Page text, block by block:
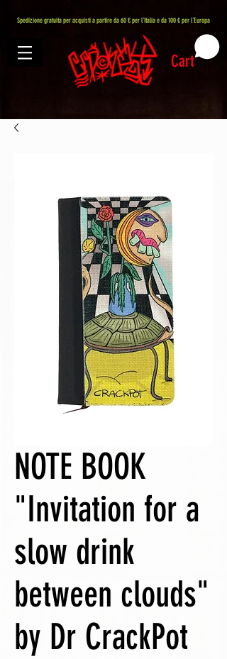
Spedizione gratuita per acquisti a partire da 60 € per l'Italia e da 100 € per l'Europa
Cart
NOTE BOOK
"Invitation for a
slow drink
between clouds"
by Dr CrackPot